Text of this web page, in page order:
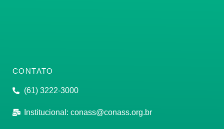
CONTATO
(61) 3222-3000
Institucional: conass@conass.org.br